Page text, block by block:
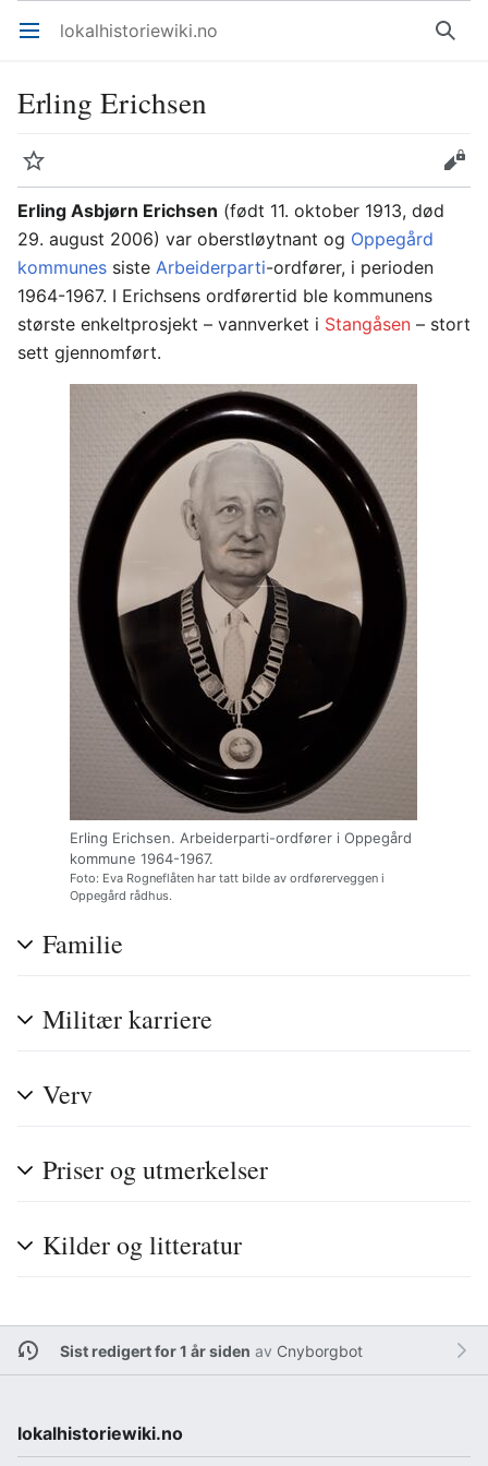
Åpne hovedmenyen lokalhistoriewiki.no Søk
Erling Erichsen
Overvåk
Rediger
Erling Asbjørn Erichsen (født 11. oktober 1913, død
29. august 2006) var oberstløytnant og Oppegård
kommunes siste Arbeiderparti-ordfører, i perioden
1964-1967. I Erichsens ordførertid ble kommunens
største enkeltprosjekt – vannverket i Stangåsen – stort
sett gjennomført.
Erling Erichsen. Arbeiderparti-ordfører i Oppegård
kommune 1964-1967.
Foto: Eva Rogneflåten har tatt bilde av ordførerveggen i
Oppegård rådhus.
Familie
Militær karriere
Verv
Priser og utmerkelser
Kilder og litteratur
Sist redigert for 1 år siden av Cnyborgbot
lokalhistoriewiki.no